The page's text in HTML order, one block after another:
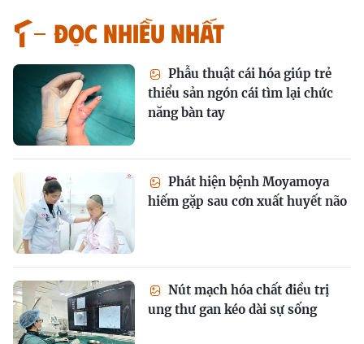
Đọc nhiều nhất
Phẫu thuật cái hóa giúp trẻ
thiểu sản ngón cái tìm lại chức
năng bàn tay
Phát hiện bệnh Moyamoya
hiếm gặp sau cơn xuất huyết não
Nút mạch hóa chất điều trị
ung thư gan kéo dài sự sống